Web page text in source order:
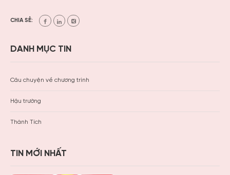
CHIA SẺ:
DANH MỤC TIN
Câu chuyện về chương trình
Hậu trường
Thành Tích
TIN MỚI NHẤT